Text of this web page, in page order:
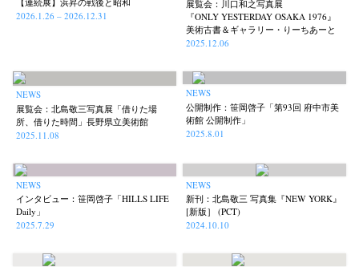
2026.1.26 – 2026.12.31
展覧会：川口和之写真展
『ONLY YESTERDAY OSAKA 1976』
美術古書＆ギャラリー・りーちあーと
2025.12.06
NEWS
展覧会：北島敬三写真展「借りた場
所、借りた時間」長野県立美術館
2025.11.08
NEWS
公開制作：笹岡啓子「第93回 府中市美
術館 公開制作」
2025.8.01
NEWS
インタビュー：笹岡啓子「HILLS LIFE
Daily」
2025.7.29
NEWS
新刊：北島敬三 写真集『NEW YORK』
[新版］ (PCT)
2024.10.10